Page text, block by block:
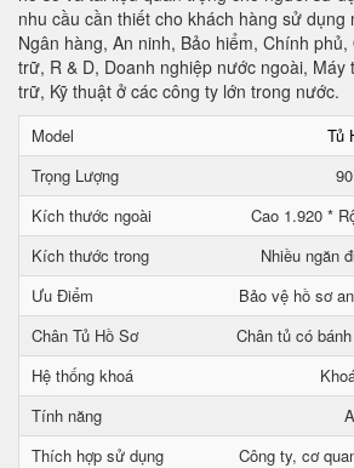
nhu cầu cần thiết cho khách hàng sử dụng
Ngân hàng, An ninh, Bảo hiểm, Chính
trữ, R & D, Doanh nghiệp nước ngoài, Máy
trữ, Kỹ thuật ở các công ty lớn trong nước.
Model
Tủ
Trọng Lượng
Kích thước ngoài
Cao 1.920 *
Kích thước trong
Nhiều ngăn
Ưu Điểm
Bảo vệ hồ sơ
Chân Tủ Hồ Sơ
Chân tủ có
Hệ thống khoá
Tính năng
Thích hợp sử dụng
Công ty, cơ